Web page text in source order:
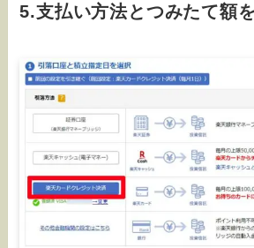
5.支払い方法とつみたて額